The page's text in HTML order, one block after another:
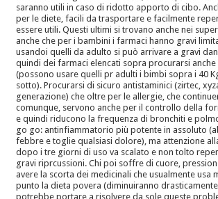
saranno utili in caso di ridotto apporto di cibo.
per le diete, facili da trasportare e facilmente
essere utili. Questi ultimi si trovano anche nei
anche che per i bambini i farmaci hanno gravi
usandoi quelli da adulto si può arrivare a gravi
quindi dei farmaci elencati sopra procurarsi
(possono usare quelli pr adulti i bimbi sopra i 40
sotto). Procurarsi di sicuro antistaminici (zirtec,
generazione) che oltre per le allergie, che
comunque, servono anche per il controllo della
e quindi riducono la frequenza di bronchiti e
go go: antinfiammatorio più potente in assoluto
febbre e toglie qualsiasi dolore), ma attenzione
dopo i tre giorni di uso va scalato e non tolto
gravi riprcussioni. Chi poi soffre di cuore,
avere la scorta dei medicinali che usualmente usa
punto la dieta povera (diminuiranno
potrebbe portare a risolvere da sole queste